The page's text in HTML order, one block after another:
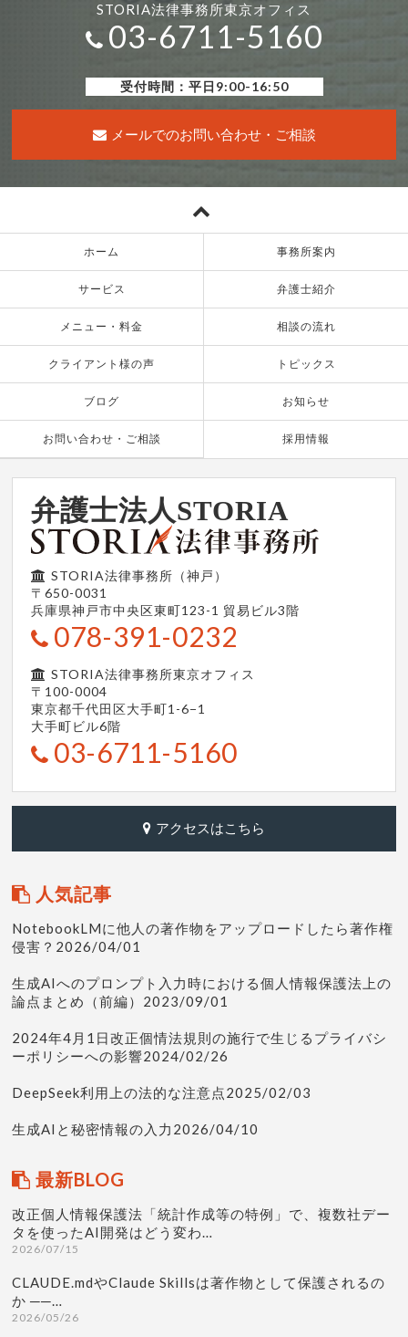
STORIA法律事務所東京オフィス
03-6711-5160
受付時間：平日9:00-16:50
メールでのお問い合わせ・ご相談
ホーム 事務所案内
サービス 弁護士紹介
メニュー・料金 相談の流れ
クライアント様の声 トピックス
ブログ お知らせ
お問い合わせ・ご相談 採用情報
弁護士法人STORIA
STORIA法律事務所（神戸）
〒650-0031
兵庫県神戸市中央区東町123-1 貿易ビル3階
078-391-0232
STORIA法律事務所東京オフィス
〒100-0004
東京都千代田区大手町1-6−1
大手町ビル6階
03-6711-5160
アクセスはこちら
人気記事
NotebookLMに他人の著作物をアップロードしたら著作権
侵害？2026/04/01
生成AIへのプロンプト入力時における個人情報保護法上の
論点まとめ（前編）2023/09/01
2024年4月1日改正個情法規則の施行で生じるプライバシ
ーポリシーへの影響2024/02/26
DeepSeek利用上の法的な注意点2025/02/03
生成AIと秘密情報の入力2026/04/10
最新BLOG
改正個人情報保護法「統計作成等の特例」で、複数社デー
タを使ったAI開発はどう変わ…
2026/07/15
CLAUDE.mdやClaude Skillsは著作物として保護されるの
か ──…
2026/05/26